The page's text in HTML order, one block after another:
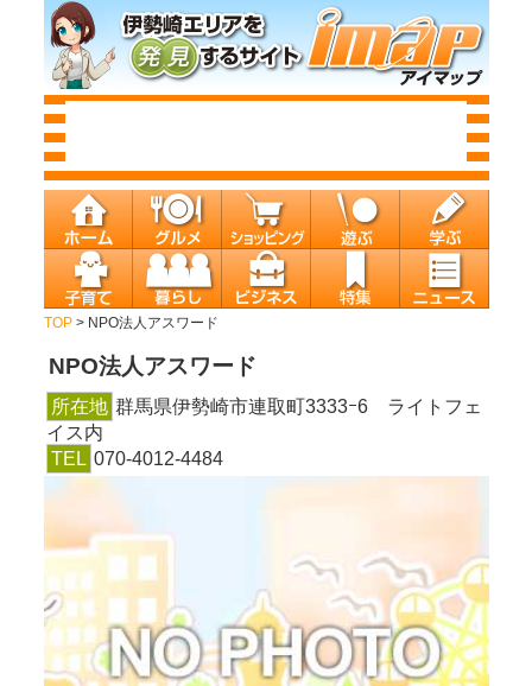
TOP> NPO法人アスワード
NPO法人アスワード
所在地 群馬県伊勢崎市連取町3333ｰ6 ライトフェ
イス内
TEL 070-4012-4484